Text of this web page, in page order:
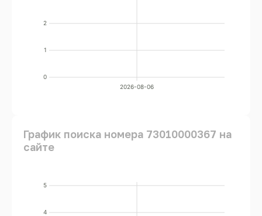
0
1
2
2026-08-06
График поиска номера 73010000367 на
сайте
4
5